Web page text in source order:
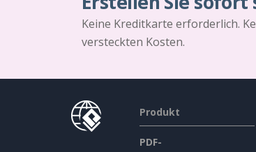
Keine Kreditkarte erforderlich.
versteckten Kosten.
Produkt
PDF-